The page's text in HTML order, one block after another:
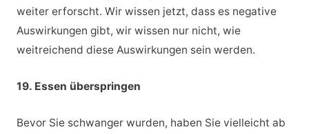
weiter erforscht. Wir wissen jetzt, dass es negative
Auswirkungen gibt, wir wissen nur nicht, wie
weitreichend diese Auswirkungen sein werden.
19. Essen überspringen
Bevor Sie schwanger wurden, haben Sie vielleicht ab